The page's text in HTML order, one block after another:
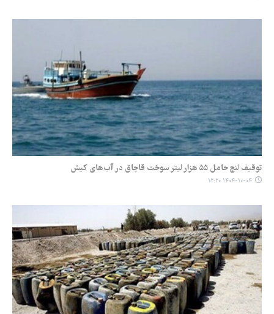
توقیف لنج حامل ۵۵ هزار لیتر سوخت قاچاق در آب‌های کیش
۱۴۰۴-۱۰-۰۴ ۱۲:۲۰